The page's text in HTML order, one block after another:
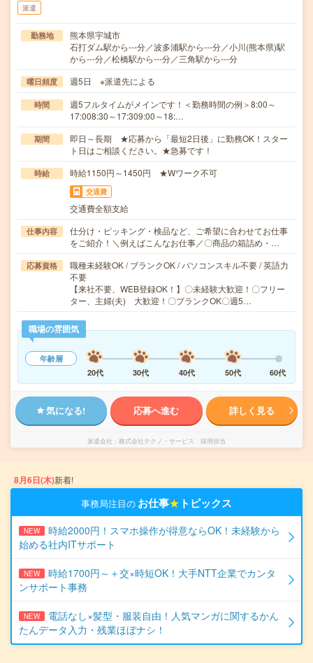
派遣
勤務地
熊本県宇城市
石打ダム駅から---分／波多浦駅から---分／小川(熊本県)駅
から---分／松橋駅から---分／三角駅から---分
曜日頻度 週5日 ※派遣先による
時間
週5フルタイムがメインです！＜勤務時間の例＞8:00～
17:008:30～17:309:00～18:…
期間
即日～長期 ★応募から「最短2日後」に勤務OK！スター
ト日はご相談ください。★急募です！
時給 時給1150円～1450円 ★Wワーク不可
交通費
交通費全額支給
仕事内容
仕分け・ピッキング・検品など、ご希望に合わせてお仕事
をご紹介！＼例えばこんなお仕事／〇商品の箱詰め・…
応募資格
職種未経験OK / ブランクOK / パソコンスキル不要 / 英語力
不要
【来社不要、WEB登録OK！】〇未経験大歓迎！〇フリー
ター、主婦(夫) 大歓迎！〇ブランクOK〇週5…
職場の雰囲気
年齢層
20代
30代 40代 50代 60代
気になる! 応募へ進む 詳しく見る
派遣会社 株式会社テクノ・サービス 採用担当
8月6日(木)新着!
事務局注目の お仕事★ トピックス
NEW
時給2000円！スマホ操作が得意ならOK！未経験から
始める社内ITサポート
NEW
時給1700円～＋交×時短OK！大手NTT企業でカンタ
ンサポート事務
NEW
電話なし×髪型・服装自由！人気マンガに関するかん
たんデータ入力・残業ほぼナシ！